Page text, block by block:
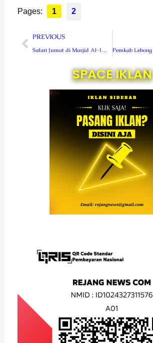
Pages: 1 2
Prev
PREVIOUS
Safari Jumat di Masjid Al-Iman, Bupati Kopli Serahkan Bantuan
SPACE IKLAN